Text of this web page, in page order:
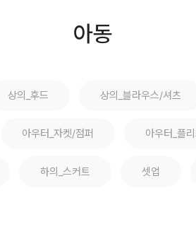
아동
상의_후드 상의_블라우스/셔츠
아우터_자켓/점퍼 아우터_플
하의_스커트 셋업